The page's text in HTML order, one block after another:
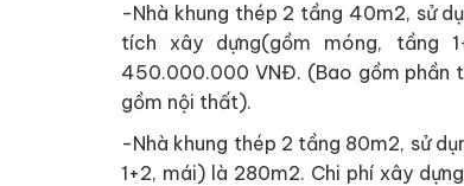
-Nhà khung thép 2 tầng 40m2, sử
tích xây dựng(gồm móng, tầng
450.000.000 VNĐ. (Bao gồm phần
gồm nội thất).
-Nhà khung thép 2 tầng 80m2, sử
1+2, mái) là 280m2. Chi phí xây